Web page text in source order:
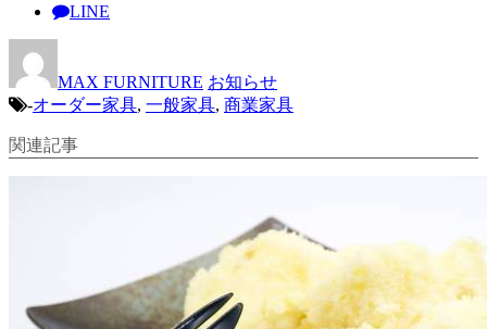
LINE
MAX FURNITURE お知らせ
-オーダー家具, 一般家具, 商業家具
関連記事